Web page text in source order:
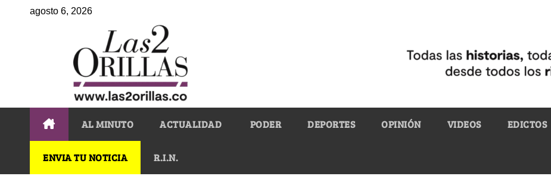
agosto 6, 2026
AL MINUTO ACTUALIDAD PODER DEPORTES OPINIÓN VIDEOS EDICTOS
ENVIA TU NOTICIA R.I.N.